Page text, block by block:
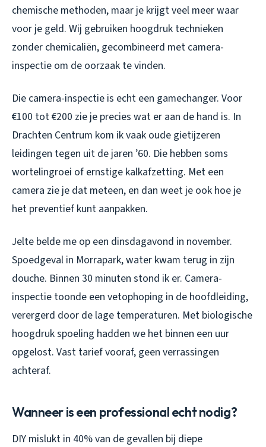
chemische methoden, maar je krijgt veel meer waar
voor je geld. Wij gebruiken hoogdruk technieken
zonder chemicaliën, gecombineerd met camera-
inspectie om de oorzaak te vinden.
Die camera-inspectie is echt een gamechanger. Voor
€100 tot €200 zie je precies wat er aan de hand is. In
Drachten Centrum kom ik vaak oude gietijzeren
leidingen tegen uit de jaren ’60. Die hebben soms
wortelingroei of ernstige kalkafzetting. Met een
camera zie je dat meteen, en dan weet je ook hoe je
het preventief kunt aanpakken.
Jelte belde me op een dinsdagavond in november.
Spoedgeval in Morrapark, water kwam terug in zijn
douche. Binnen 30 minuten stond ik er. Camera-
inspectie toonde een vetophoping in de hoofdleiding,
verergerd door de lage temperaturen. Met biologische
hoogdruk spoeling hadden we het binnen een uur
opgelost. Vast tarief vooraf, geen verrassingen
achteraf.
Wanneer is een professional echt nodig?
DIY mislukt in 40% van de gevallen bij diepe